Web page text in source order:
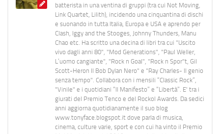
batterista in una ventina di gruppi (tra cui Not Moving,
Link Quartet, Lilith), incidendo una cinquantina di dischi
e suonando in tutta Italia, Europa e USA e aprendo per
Clash, Iggy and the Stooges, Johnny Thunders, Manu
Chao etc. Ha scritto una decina di libri tra cui "Uscito
vivo dagli anni 80", "Mod Generations", "Paul Weller,
L’uomo cangiante", "Rock n Goal", "Rock n Spor"t, Gil
Scott-Heron Il Bob Dylan Nero" e "Ray Charles- Il genio
senza tempo". Collabora con i mensili “Classic Rock”,
"Vinile" e i quotidiani “Il Manifesto” e “Libertà”. E' tra i
giurati del Premio Tenco e del Rockol Awards. Da sedici
anni aggiorna quotidianamente il suo blog
www.tonyface.blogspot.it dove parla di musica,
cinema, culture varie, sport e con cui ha vinto il Premio